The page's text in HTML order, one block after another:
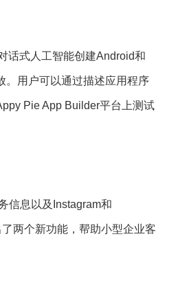
话式人工智能创建Android和
。用户可以通过描述应用程序
Pie App Builder平台上测试
信息以及Instagram和
两个新功能，帮助小型企业客